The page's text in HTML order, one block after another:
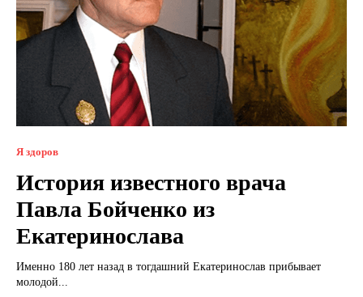
Я здоров
История известного врача
Павла Бойченко из
Екатеринослава
Именно 180 лет назад в тогдашний Екатеринослав прибывает
молодой...